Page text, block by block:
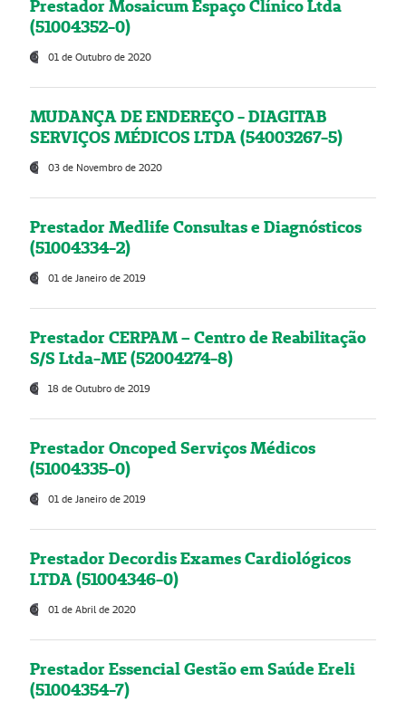
Prestador Mosaicum Espaço Clínico Ltda
(51004352-0)
01 de Outubro de 2020
MUDANÇA DE ENDEREÇO - DIAGITAB
SERVIÇOS MÉDICOS LTDA (54003267-5)
03 de Novembro de 2020
Prestador Medlife Consultas e Diagnósticos
(51004334-2)
01 de Janeiro de 2019
Prestador CERPAM – Centro de Reabilitação
S/S Ltda-ME (52004274-8)
18 de Outubro de 2019
Prestador Oncoped Serviços Médicos
(51004335-0)
01 de Janeiro de 2019
Prestador Decordis Exames Cardiológicos
LTDA (51004346-0)
01 de Abril de 2020
Prestador Essencial Gestão em Saúde Ereli
(51004354-7)